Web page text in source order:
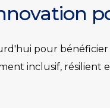
pour
inclusif, résilient